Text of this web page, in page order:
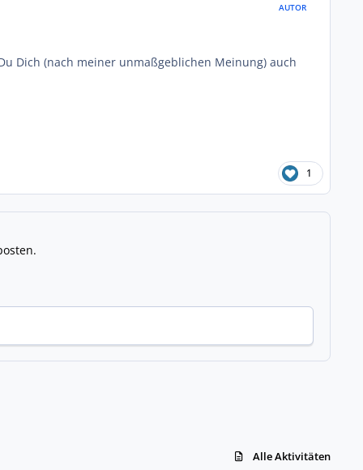
AUTOR
Dich (nach meiner unmaßgeblichen Meinung) auch
1
Alle Aktivitäten